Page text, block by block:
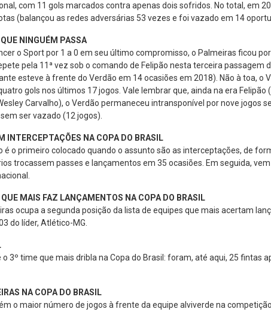
com 11 gols marcados contra apenas dois sofridos. No total, em
(balançou as redes adversárias 53 vezes e foi vazado em 14
QUE NINGUÉM PASSA
o Sport por 1 a 0 em seu último compromisso, o Palmeiras ficou
pela 11ª vez sob o comando de Felipão nesta terceira passagem
esteve à frente do Verdão em 14 ocasiões em 2018). Não à toa,
gols nos últimos 17 jogos. Vale lembrar que, ainda na era
Carvalho), o Verdão permaneceu intransponível por nove jogos
ser vazado (12 jogos).
INTERCEPTAÇÕES NA COPA DO BRASIL
é o primeiro colocado quando o assunto são as interceptações, de
trocassem passes e lançamentos em 35 ocasiões. Em seguida,
MAIS FAZ LANÇAMENTOS NA COPA DO BRASIL
ocupa a segunda posição da lista de equipes que mais acertam
do líder, Atlético-MG.
3º time que mais dribla na Copa do Brasil: foram, até aqui, 25 fintas
NA COPA DO BRASIL
o maior número de jogos à frente da equipe alviverde na